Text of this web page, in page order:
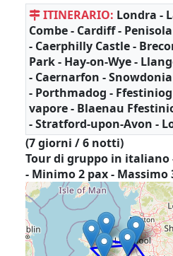
ITINERARIO: Londra -
Combe - Cardiff -
- Caerphilly Castle -
Park - Hay-on-Wye -
- Caernarfon -
- Porthmadog -
vapore - Blaenau
- Stratford-upon-Avon -
(7 giorni / 6 notti)
Tour di gruppo in
- Minimo 2 pax - Massimo